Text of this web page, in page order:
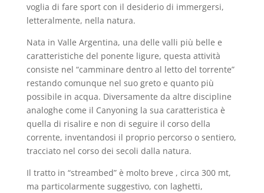
voglia di fare sport con il desiderio di immergersi,
letteralmente, nella natura.
Nata in Valle Argentina, una delle valli più belle e
caratteristiche del ponente ligure, questa attività
consiste nel “camminare dentro al letto del torrente”
restando comunque nel suo greto e quanto più
possibile in acqua. Diversamente da altre discipline
analoghe come il Canyoning la sua caratteristica è
quella di risalire e non di seguire il corso della
corrente, inventandosi il proprio percorso o sentiero,
tracciato nel corso dei secoli dalla natura.
Il tratto in “streambed” è molto breve , circa 300 mt,
ma particolarmente suggestivo, con laghetti,